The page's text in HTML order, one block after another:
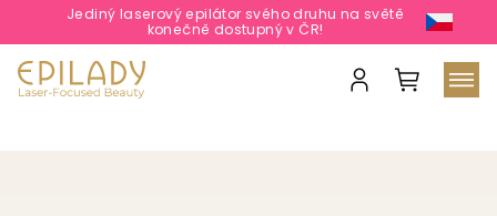
Jediný laserový epilátor svého druhu na světě
konečně dostupný v ČR!
Nákupní